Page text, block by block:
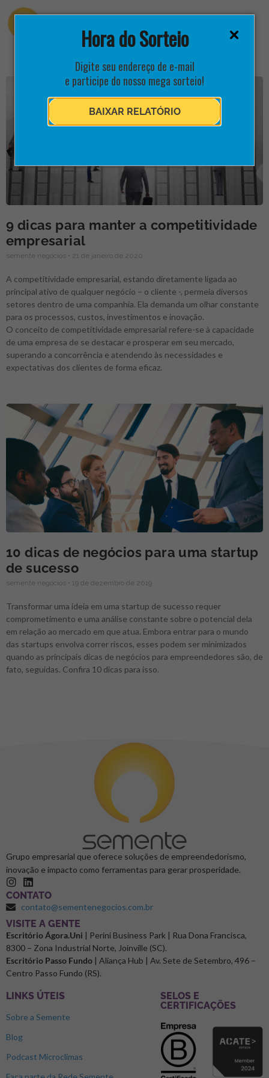
Hora do Sorteio
Digite seu endereço de e-mail
e participe do nosso mega sorteio!
BAIXAR RELATÓRIO
9 dicas para manter a competitividade
empresarial
semente negócios 21 de janeiro de 2020
A competitividade empresarial, estando diretamente ligada ao
principal ativo de qualquer negócio – o cliente -, permeia diversos
setores dentro de uma companhia. Ela demanda um olhar constante
para os processos, custos, investimentos e inovação.
O conceito de competitividade empresarial refere-se à capacidade
de uma empresa de se destacar e prosperar em seu mercado,
superando a concorrência e atendendo às necessidades e
expectativas dos clientes de forma eficaz.
10 dicas de negócios para uma startup
de sucesso
semente negócios 19 de dezembro de 2019
Transformar uma ideia em uma startup de sucesso requer
comprometimento e uma análise constante sobre o potencial dela
em relação ao mercado em que atua. Embora entrar para o mundo
das startups envolva correr riscos, esses podem ser minimizados
quando as principais dicas de negócios para empreendedores são, de
fato, seguidas. Confira 10 dicas para isso.
Grupo empresarial que oferece soluções de empreendedorismo,
inovação e impacto como ferramentas para gerar prosperidade.
CONTATO
contato@sementenegocios.com.br
⁠VISITE A GENTE
Escritório Ágora.Uni | Perini Business Park | Rua Dona Francisca,
8300 – Zona Industrial Norte, Joinville (SC).
Escritório Passo Fundo | Aliança Hub | Av. Sete de Setembro, 496 –
Centro Passo Fundo (RS).
LINKS ÚTEIS
Sobre a Semente
Blog
Podcast Microclimas
SELOS E
CERTIFICAÇÕES